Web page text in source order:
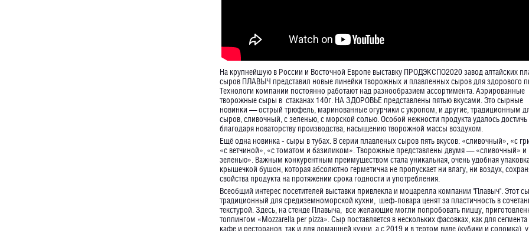
На крупнейшую в России и Восточной Европе выставку ПРОДЭКСПО2020 завод алтайских
сыров ПЛАВЫЧ представил новые линейки творожных и плавленных сыров для здорового
Технологи компании постоянно работают над разнообразием ассортимента. Аэрированные
творожные сыры в стаканах 140г. НА ЗДОРОВЬЕ представлены пятью вкусами. Это сырные
новинки — острый трюфель, маринованные огурчики с укропом, и другие, традиционным
сыров, сливочный, с зеленью, с морской солью. Особой нежности продукта удалось достичь
благодаря новаторству производства, насыщению творожной массы воздухом.
Ещё одна новинка - сыры в тубах. В серии плавленых сыров пять вкусов: «сливочный», «с
«с ветчиной», «с томатом и базиликом». Творожные представлены двумя — «сливочный» и
зеленью». Важным конкурентным преимуществом стала уникальная, очень удобная
крышечкой бушон, которая абсолютно герметична не пропускает ни влагу, ни воздух,
свойства продукта на протяжении срока годности и употребления.
Всеобщий интерес посетителей выставки привлекла и моцарелла компании "Плавыч". Этот
традиционный для средиземноморской кухни, шеф-повара ценят за пластичность в
текстурой. Здесь, на стенде Плавыча, все желающие могли попробовать пиццу,
топпингом «Mozzarella per pizza». Сыр поставляется в нескольких фасовках, как для
кафе и ресторанов, так и для домашней кухни, а с 2019 и в тертом виде (кубики и соломка),